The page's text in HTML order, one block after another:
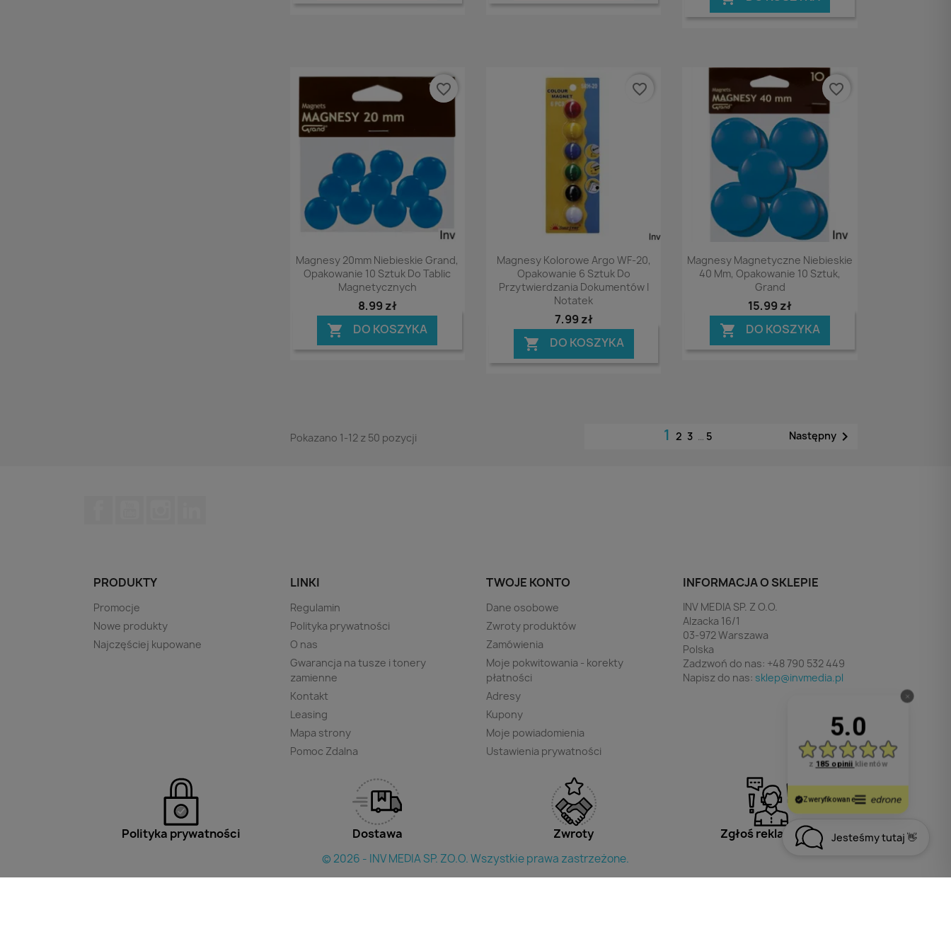
Podgląd
Magnesy 20mm Niebieskie Grand,
Opakowanie 10 Sztuk Do Tablic
Magnetycznych
8,99 zł
 DO KOSZYKA
favorite_border
Podgląd
Magnesy Kolorowe Argo WF-20,
Opakowanie 6 Sztuk Do
Przytwierdzania Dokumentów I
Notatek
7,99 zł
 DO KOSZYKA
favorite_border
Podgląd
Magnesy Magnetyczne Niebieskie
40 Mm, Opakowanie 10 Sztuk,
Grand
15,99 zł
 DO KOSZYKA
favorite_border
Pokazano 1-12 z 50 pozycji 1 2 3 … 5 Następny
PRODUKTY
Promocje
Nowe produkty
Najczęściej kupowane
LINKI
Regulamin
Polityka prywatności
O nas
Gwarancja na tusze i tonery
zamienne
Kontakt
Leasing
Mapa strony
Pomoc Zdalna
TWOJE KONTO
Dane osobowe
Zwroty produktów
Zamówienia
Moje pokwitowania - korekty
płatności
Adresy
Kupony
Moje powiadomienia
Ustawienia prywatności
INFORMACJA O SKLEPIE
INV MEDIA SP. Z O.O.
Alzacka 16/1
03-972 Warszawa
Polska
Zadzwoń do nas: +48 790 532 449
Napisz do nas: sklep@invmedia.pl
Jesteśmy tutaj 👋
Polityka prywatności Dostawa Zwroty Zgłoś reklamację
© 2026 - INV MEDIA SP. ZO.O. Wszystkie prawa zastrzeżone.